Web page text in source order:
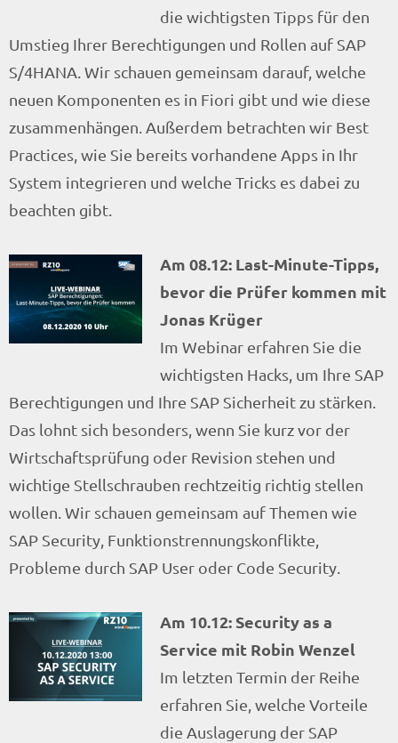
die wichtigsten Tipps für den
Umstieg Ihrer Berechtigungen und Rollen auf SAP
S/4HANA. Wir schauen gemeinsam darauf, welche
neuen Komponenten es in Fiori gibt und wie diese
zusammenhängen. Außerdem betrachten wir Best
Practices, wie Sie bereits vorhandene Apps in Ihr
System integrieren und welche Tricks es dabei zu
beachten gibt.
Am 08.12: Last-Minute-Tipps,
bevor die Prüfer kommen mit
Jonas Krüger
Im Webinar erfahren Sie die
wichtigsten Hacks, um Ihre SAP
Berechtigungen und Ihre SAP Sicherheit zu stärken.
Das lohnt sich besonders, wenn Sie kurz vor der
Wirtschaftsprüfung oder Revision stehen und
wichtige Stellschrauben rechtzeitig richtig stellen
wollen. Wir schauen gemeinsam auf Themen wie
SAP Security, Funktionstrennungskonflikte,
Probleme durch SAP User oder Code Security.
Am 10.12: Security as a
Service mit Robin Wenzel
Im letzten Termin der Reihe
erfahren Sie, welche Vorteile
die Auslagerung der SAP